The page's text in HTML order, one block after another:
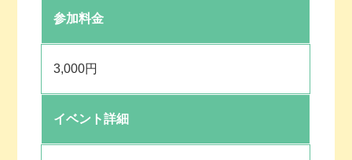
参加料金
3,000円
イベント詳細